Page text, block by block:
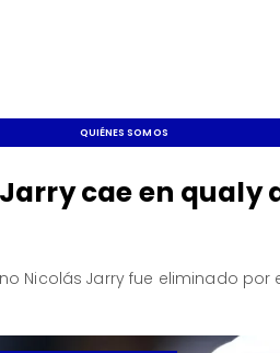
QUIÉNES SOMOS
cae en qualy
Nicolás Jarry fue eliminado por